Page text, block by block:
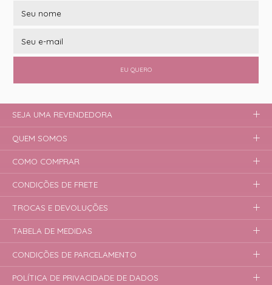
EU QUERO
SEJA UMA REVENDEDORA
QUEM SOMOS
COMO COMPRAR
CONDIÇÕES DE FRETE
TROCAS E DEVOLUÇÕES
TABELA DE MEDIDAS
CONDIÇÕES DE PARCELAMENTO
POLÍTICA DE PRIVACIDADE DE DADOS